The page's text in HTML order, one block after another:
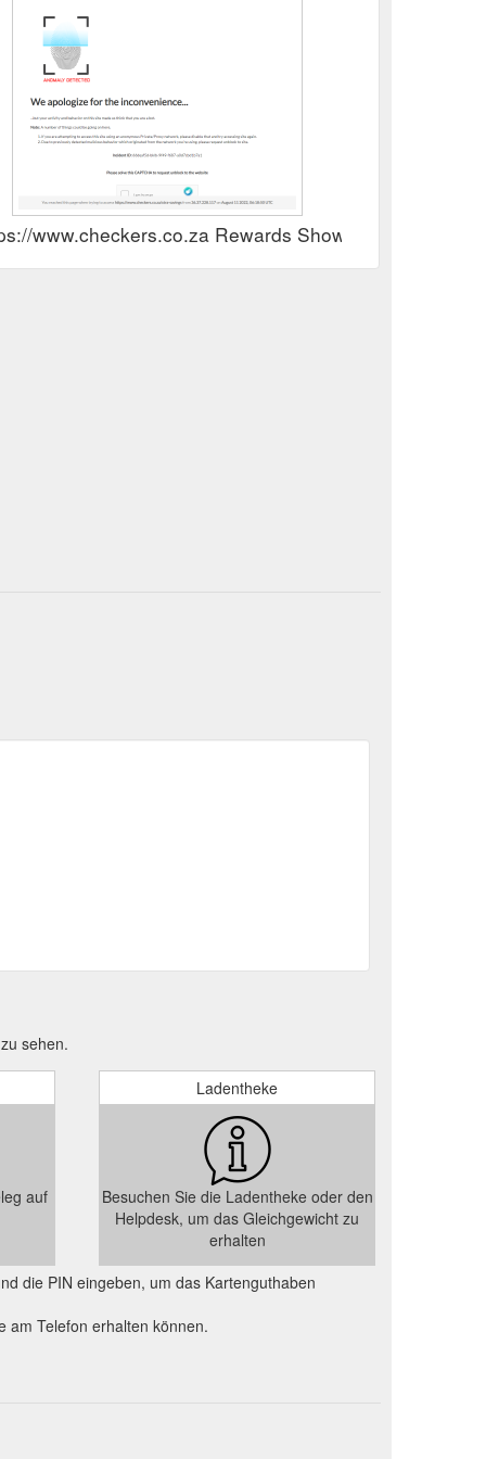
www.checkers.co.za Rewards Show
sehen.
auf
Ladentheke
Besuchen Sie die Ladentheke oder den
Helpdesk, um das Gleichgewicht zu
erhalten
die PIN eingeben, um das Kartenguthaben
am Telefon erhalten können.